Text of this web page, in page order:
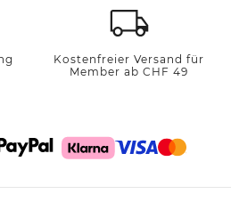
Kostenfreier Versand für
Member ab CHF 49